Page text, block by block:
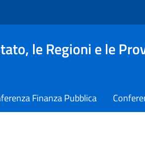
le Regioni e le
Finanza Pubblica